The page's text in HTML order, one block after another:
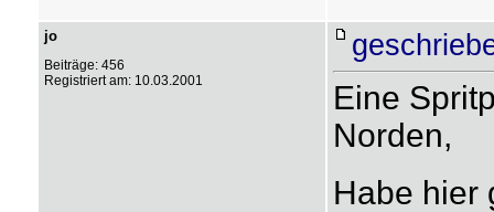
jo
Beiträge: 456
Registriert am: 10.03.2001
Eine
Norden,
Habe hier